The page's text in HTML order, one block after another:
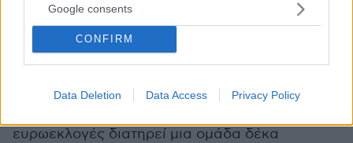
Google consents
CONFIRM
Data Deletion Data Access Privacy Policy
που φιλοδοξούν να παίξουν πρωταγωνιστικό
ρόλο στις διεργασίες για τη συγκρότηση
ενιαίου κεντροαριστερού μετώπου. Έχει ήδη –
ανοίξει διαύλους επικοινωνίας με τη Νέα
ευρωεκλογές διατηρεί μια ομάδα δέκα